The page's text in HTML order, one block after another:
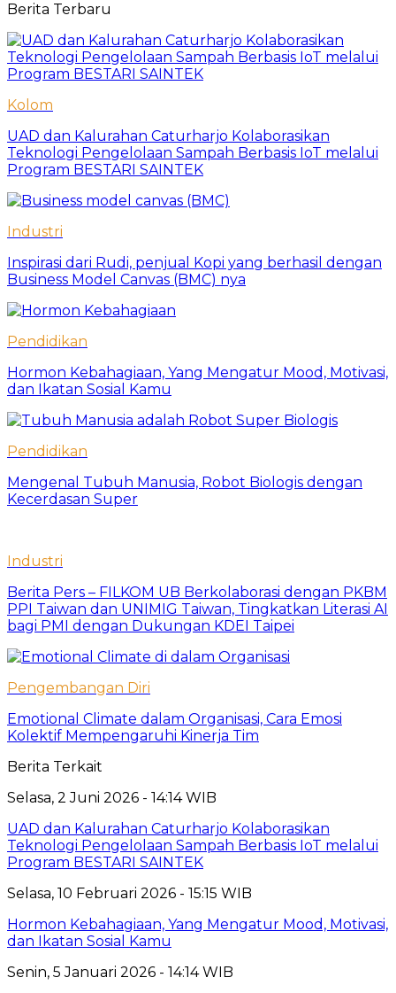
Berita Terbaru
Kolom
UAD dan Kalurahan Caturharjo Kolaborasikan
Teknologi Pengelolaan Sampah Berbasis IoT melalui
Program BESTARI SAINTEK
Industri
Inspirasi dari Rudi, penjual Kopi yang berhasil dengan
Business Model Canvas (BMC) nya
Pendidikan
Hormon Kebahagiaan, Yang Mengatur Mood, Motivasi,
dan Ikatan Sosial Kamu
Pendidikan
Mengenal Tubuh Manusia, Robot Biologis dengan
Kecerdasan Super
Industri
Berita Pers – FILKOM UB Berkolaborasi dengan PKBM
PPI Taiwan dan UNIMIG Taiwan, Tingkatkan Literasi AI
bagi PMI dengan Dukungan KDEI Taipei
Pengembangan Diri
Emotional Climate dalam Organisasi, Cara Emosi
Kolektif Mempengaruhi Kinerja Tim
Berita Terkait
Selasa, 2 Juni 2026 - 14:14 WIB
UAD dan Kalurahan Caturharjo Kolaborasikan
Teknologi Pengelolaan Sampah Berbasis IoT melalui
Program BESTARI SAINTEK
Selasa, 10 Februari 2026 - 15:15 WIB
Hormon Kebahagiaan, Yang Mengatur Mood, Motivasi,
dan Ikatan Sosial Kamu
Senin, 5 Januari 2026 - 14:14 WIB